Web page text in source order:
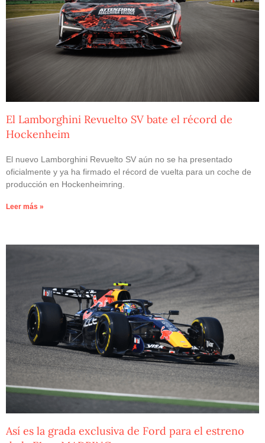
El Lamborghini Revuelto SV bate el récord de
Hockenheim
El nuevo Lamborghini Revuelto SV aún no se ha presentado
oficialmente y ya ha firmado el récord de vuelta para un coche de
producción en Hockenheimring.
Leer más »
Así es la grada exclusiva de Ford para el estreno